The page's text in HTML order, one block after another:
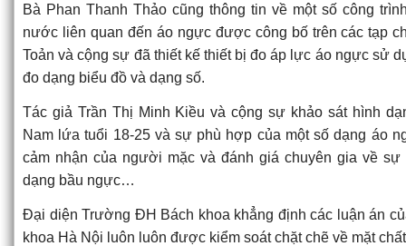
Bà Phan Thanh Thảo cũng thông tin về một số công
nước liên quan đến áo ngực được công bố trên các tạp
Toản và cộng sự đã thiết kế thiết bị đo áp lực áo ngực sử
đo dạng biểu đồ và dạng số.
Tác giả Trần Thị Minh Kiều và cộng sự khảo sát hình
Nam lứa tuổi 18-25 và sự phù hợp của một số dạng áo
cảm nhận của người mặc và đánh giá chuyên gia về
dạng bầu ngực…
Đại diện Trường ĐH Bách khoa khẳng định các luận án
khoa Hà Nội luôn luôn được kiểm soát chặt chẽ về mặt